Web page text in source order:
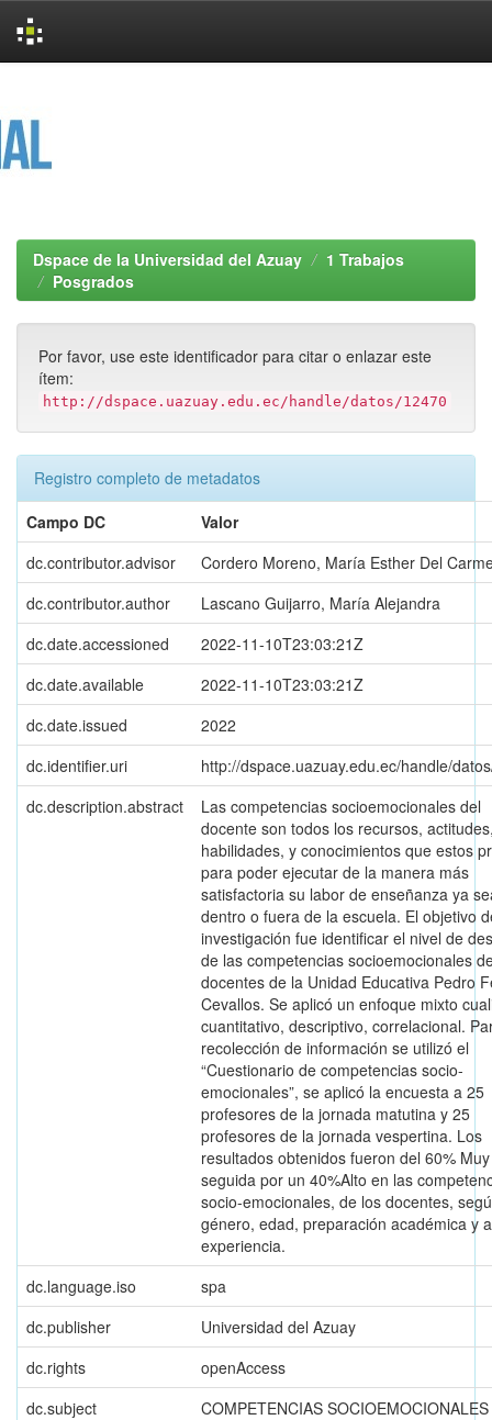
Dspace de la Universidad del Azuay
1 Trabajos
Posgrados
Por favor, use este identificador para citar o enlazar este
ítem:
http://dspace.uazuay.edu.ec/handle/datos/12470
Registro completo de metadatos
Campo DC
Valor
dc.contributor.advisor
Cordero Moreno, María Esther Del
dc.contributor.author
Lascano Guijarro, María Alejandra
dc.date.accessioned
2022-11-10T23:03:21Z
dc.date.available
2022-11-10T23:03:21Z
dc.date.issued
2022
dc.identifier.uri
http://dspace.uazuay.edu.ec/handle/
dc.description.abstract
Las competencias socioemocionales del
docente son todos los recursos,
habilidades, y conocimientos que estos
para poder ejecutar de la manera más
satisfactoria su labor de enseñanza ya
dentro o fuera de la escuela. El objetivo
investigación fue identificar el nivel de
de las competencias socioemocionales
docentes de la Unidad Educativa Pedro
Cevallos. Se aplicó un enfoque mixto
cuantitativo, descriptivo, correlacional.
recolección de información se utilizó el
“Cuestionario de competencias socio-
emocionales”, se aplicó la encuesta a 25
profesores de la jornada matutina y 25
profesores de la jornada vespertina. Los
resultados obtenidos fueron del 60%
seguida por un 40%Alto en las
socio-emocionales, de los docentes,
género, edad, preparación académica y
experiencia.
dc.language.iso
spa
dc.publisher
Universidad del Azuay
dc.rights
openAccess
dc.subject
COMPETENCIAS SOCIOEMOCIONALES